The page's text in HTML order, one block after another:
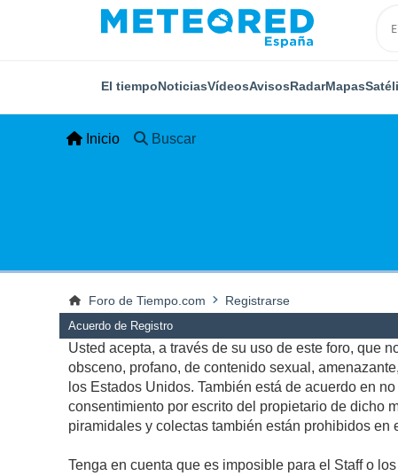
El tiempoNoticiasVídeosAvisosRadarMapas
Inicio Buscar
Foro de Tiempo.com Registrarse
Acuerdo de Registro
Usted acepta, a través de su uso de este foro, que
obsceno, profano, de contenido sexual,
los Estados Unidos. También está de acuerdo en
consentimiento por escrito del propietario de dicho
piramidales y colectas también están prohibidos en
Tenga en cuenta que es imposible para el Staff o